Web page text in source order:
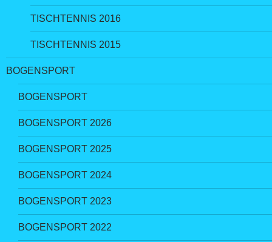
TISCHTENNIS 2016
TISCHTENNIS 2015
BOGENSPORT
BOGENSPORT
BOGENSPORT 2026
BOGENSPORT 2025
BOGENSPORT 2024
BOGENSPORT 2023
BOGENSPORT 2022